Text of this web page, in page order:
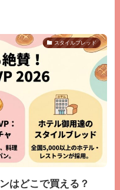
スタイルブレッド
はどこで買える？